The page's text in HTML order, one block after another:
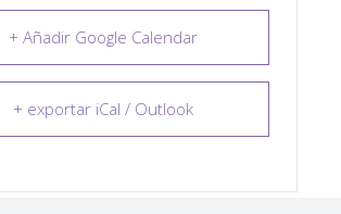
+ Añadir Google Calendar
+ exportar iCal / Outlook